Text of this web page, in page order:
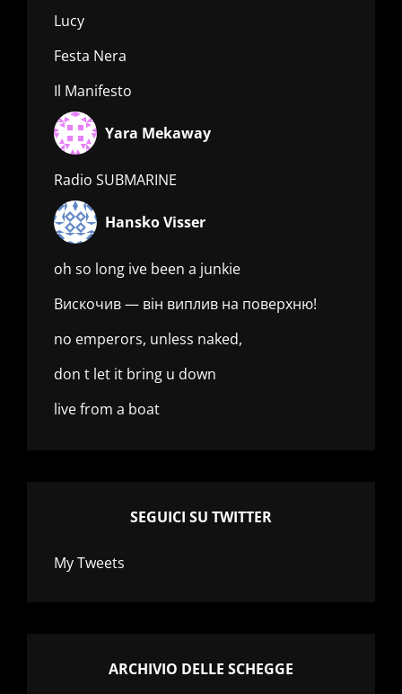
Lucy
Festa Nera
Il Manifesto
Yara Mekaway
Radio SUBMARINE
Hansko Visser
oh so long ive been a junkie
Вискочив — він виплив на поверхню!
no emperors, unless naked,
don t let it bring u down
live from a boat
SEGUICI SU TWITTER
My Tweets
ARCHIVIO DELLE SCHEGGE